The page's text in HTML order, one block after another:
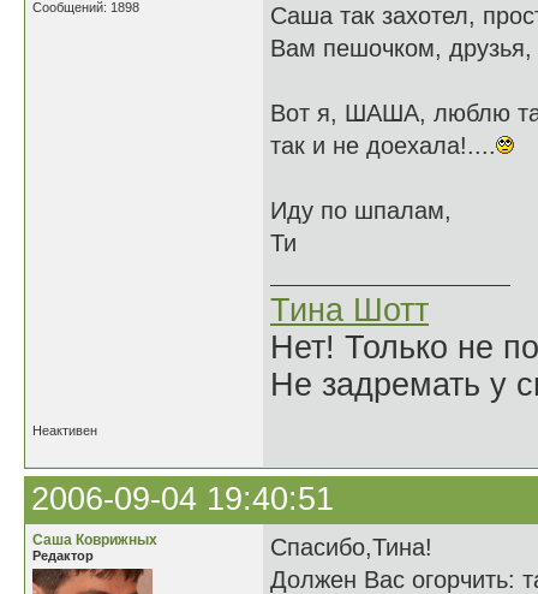
Сообщений: 1898
Саша так захотел,
Вам пешочком, друзья,
Вот я, ШАША, люблю
так и не доехала!....
Иду по шпалам,
Ти
Тина Шотт
Нет! Только не
Не задремать у
Неактивен
2006-09-04 19:40:51
Саша Коврижных
Редактор
Спасибо,Тина!
Должен Вас огорчить: